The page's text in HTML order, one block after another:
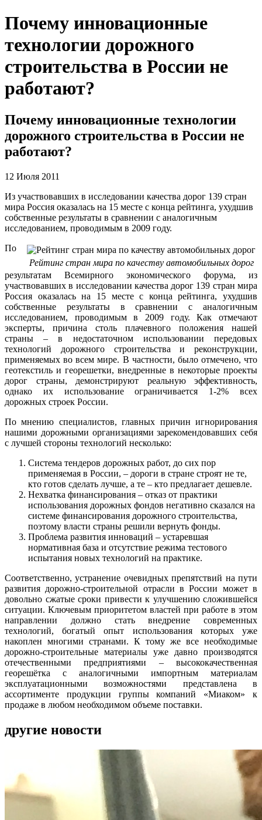
Почему инновационные
технологии дорожного
строительства в России не
работают?
Почему инновационные технологии
дорожного строительства в России не
работают?
12 Июля 2011
Из участвовавших в исследовании качества дорог 139 стран
мира Россия оказалась на 15 месте с конца рейтинга, ухудшив
собственные результаты в сравнении с аналогичным
исследованием, проводимым в 2009 году.
Рейтинг стран мира по качеству автомобильных дорог
По
результатам Всемирного экономического форума, из
участвовавших в исследовании качества дорог 139 стран мира
Россия оказалась на 15 месте с конца рейтинга, ухудшив
собственные результаты в сравнении с аналогичным
исследованием, проводимым в 2009 году. Как отмечают
эксперты, причина столь плачевного положения нашей
страны – в недостаточном использовании передовых
технологий дорожного строительства и реконструкции,
применяемых во всем мире. В частности, было отмечено, что
геотекстиль и георешетки, внедренные в некоторые проекты
дорог страны, демонстрируют реальную эффективность,
однако их использование ограничивается 1-2% всех
дорожных строек России.
По мнению специалистов, главных причин игнорирования
нашими дорожными организациями зарекомендовавших себя
с лучшей стороны технологий несколько:
Система тендеров дорожных работ, до сих пор
применяемая в России, – дороги в стране строят не те,
кто готов сделать лучше, а те – кто предлагает дешевле.
Нехватка финансирования – отказ от практики
использования дорожных фондов негативно сказался на
системе финансирования дорожного строительства,
поэтому власти страны решили вернуть фонды.
Проблема развития инноваций – устаревшая
нормативная база и отсутствие режима тестового
испытания новых технологий на практике.
Соответственно, устранение очевидных препятствий на пути
развития дорожно-строительной отрасли в России может в
довольно сжатые сроки привести к улучшению сложившейся
ситуации. Ключевым приоритетом властей при работе в этом
направлении должно стать внедрение современных
технологий, богатый опыт использования которых уже
накоплен многими странами. К тому же все необходимые
дорожно-строительные материалы уже давно производятся
отечественными предприятиями – высококачественная
георешётка с аналогичными импортным материалам
эксплуатационными возможностями представлена в
ассортименте продукции группы компаний «Миаком» к
продаже в любом необходимом объеме поставки.
другие новости